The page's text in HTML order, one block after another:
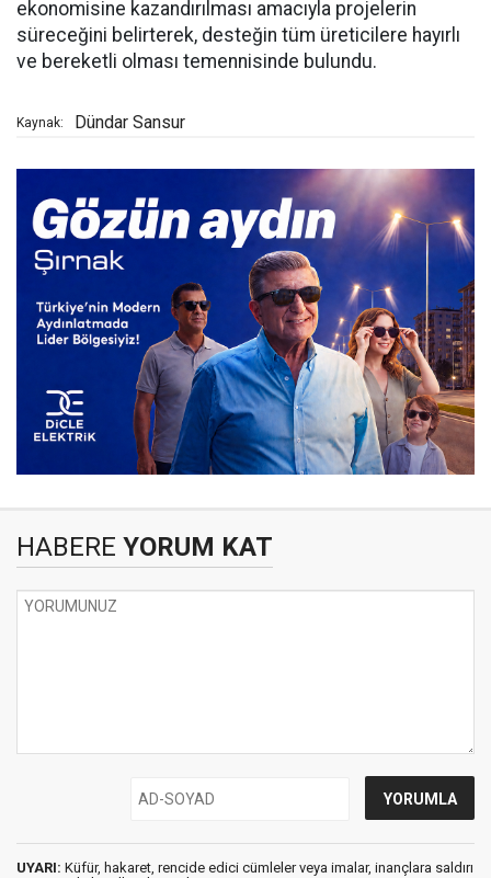
ekonomisine kazandırılması amacıyla projelerin
süreceğini belirterek, desteğin tüm üreticilere hayırlı
ve bereketli olması temennisinde bulundu.
Kaynak: Dündar Sansur
HABERE YORUM KAT
UYARI: Küfür, hakaret, rencide edici cümleler veya imalar, inançlara saldırı